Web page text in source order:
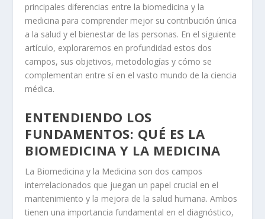
principales diferencias entre la biomedicina y la
medicina para comprender mejor su contribución única
a la salud y el bienestar de las personas. En el siguiente
artículo, exploraremos en profundidad estos dos
campos, sus objetivos, metodologías y cómo se
complementan entre sí en el vasto mundo de la ciencia
médica.
ENTENDIENDO LOS
FUNDAMENTOS: QUÉ ES LA
BIOMEDICINA Y LA MEDICINA
La Biomedicina y la Medicina son dos campos
interrelacionados que juegan un papel crucial en el
mantenimiento y la mejora de la salud humana. Ambos
tienen una importancia fundamental en el diagnóstico,